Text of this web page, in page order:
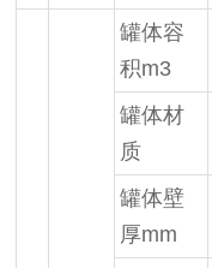
罐体容
积m3
罐体材
质
罐体壁
厚mm